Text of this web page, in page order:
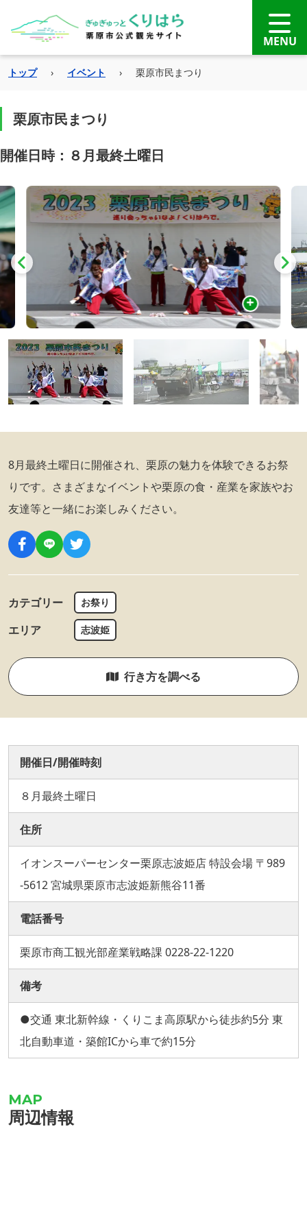
トップ › イベント › 栗原市民まつり
栗原市民まつり
開催日時：８月最終土曜日
8月最終土曜日に開催され、栗原の魅力を体験できるお祭
りです。さまざまなイベントや栗原の食・産業を家族やお
友達等と一緒にお楽しみください。
カテゴリー お祭り
エリア 志波姫
行き方を調べる
開催日/開催時刻
８月最終土曜日
住所
イオンスーパーセンター栗原志波姫店 特設会場 〒989
-5612 宮城県栗原市志波姫新熊谷11番
電話番号
栗原市商工観光部産業戦略課 0228-22-1220
備考
●交通 東北新幹線・くりこま高原駅から徒歩約5分 東
北自動車道・築館ICから車で約15分
周辺情報